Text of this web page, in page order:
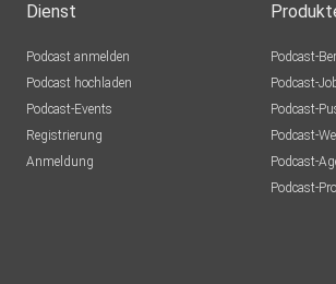
Dienst
Podcast anmelden
Podcast hochladen
Podcast-Events
Registrierung
Anmeldung
Podcast-
Podcast-
Podcast-
Podcast-
Podcast-
Podcast-